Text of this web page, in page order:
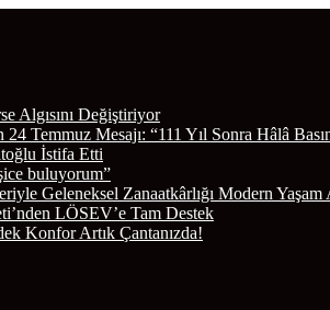
Algısını Değiştiriyor
Temmuz Mesajı: “111 Yıl Sonra Hâlâ
İstifa Etti
buluyorum”
Geleneksel Zanaatkârlığı Modern Yaşam
LÖSEV’e Tam Destek
Konfor Artık Çantanızda!